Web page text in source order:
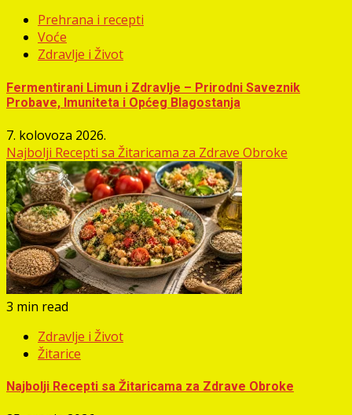
Prehrana i recepti
Voće
Zdravlje i Život
Fermentirani Limun i Zdravlje – Prirodni Saveznik
Probave, Imuniteta i Općeg Blagostanja
7. kolovoza 2026.
Najbolji Recepti sa Žitaricama za Zdrave Obroke
3 min read
Zdravlje i Život
Žitarice
Najbolji Recepti sa Žitaricama za Zdrave Obroke